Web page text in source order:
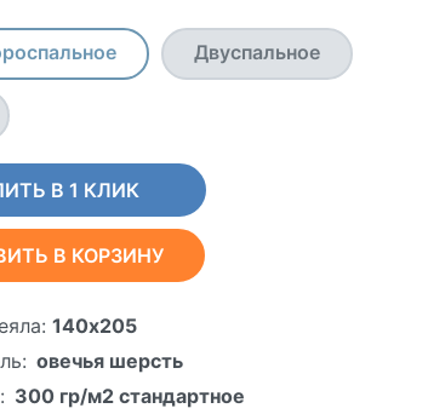
Двуспальное
В 1 КЛИК
В КОРЗИНУ
140х205
овечья шерсть
300 гр/м2 стандартное